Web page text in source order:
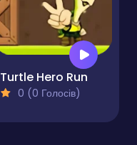
Turtle Hero Run
0 (0 Голосів)